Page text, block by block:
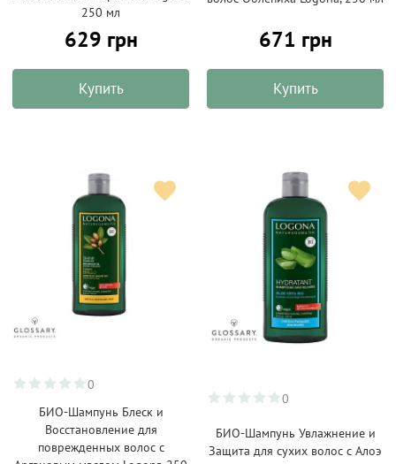
250 мл
629 грн
Купить
671 грн
Купить
0
БИО-Шампунь Блеск и
Восстановление для
поврежденных волос с
0
БИО-Шампунь Увлажнение и
Защита для сухих волос с Алоэ